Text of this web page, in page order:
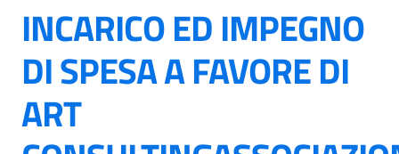
INCARICO ED IMPEGNO
DI SPESA A FAVORE DI
ART